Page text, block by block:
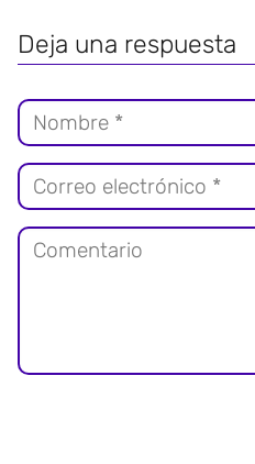
Deja una respuesta